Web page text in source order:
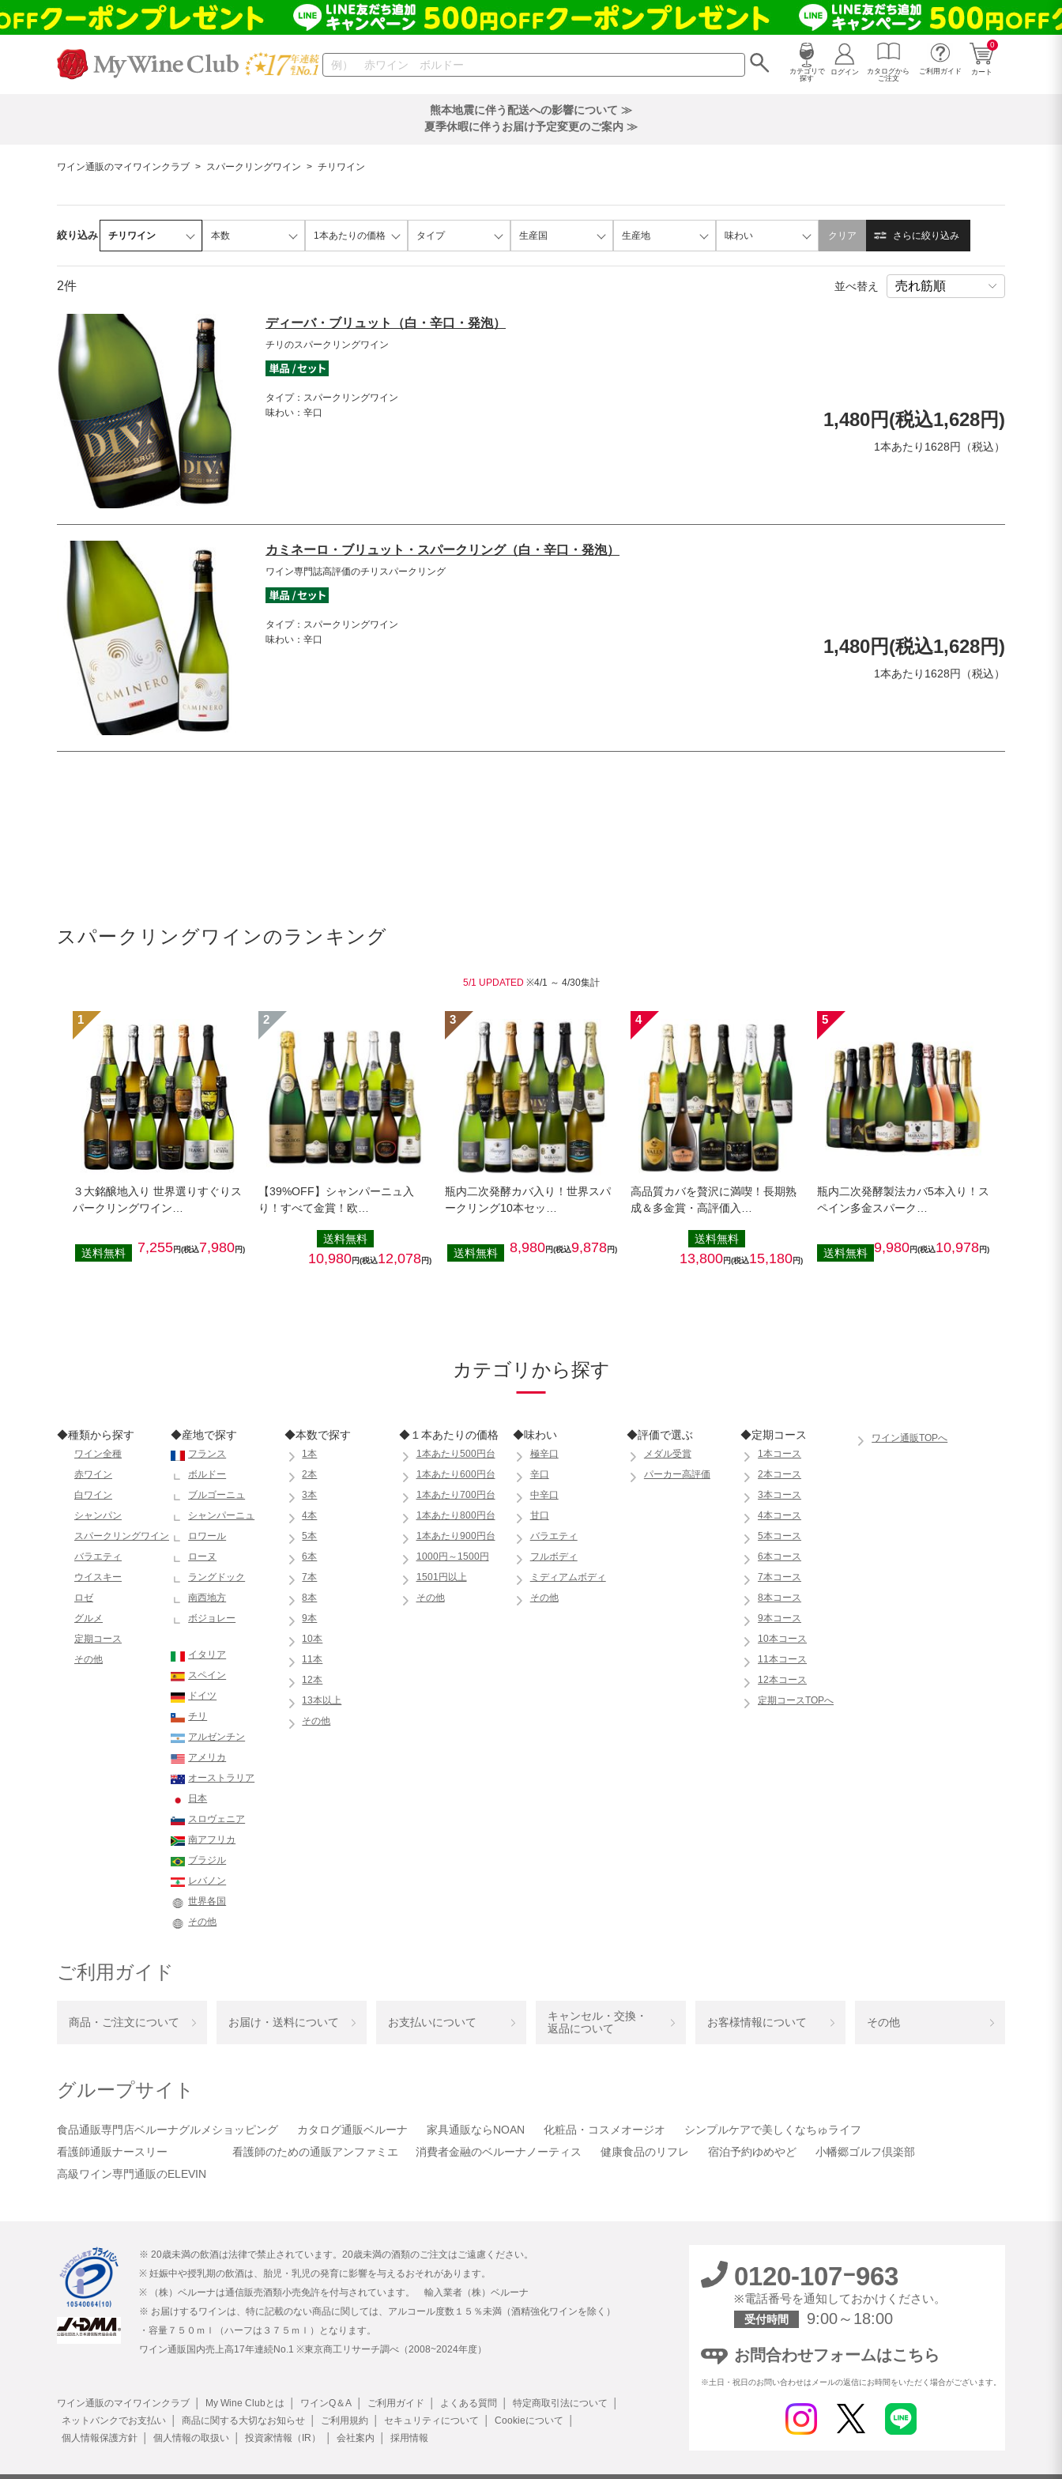
カテゴリで
探す
0
カート
ログイン
カタログから
ご注文
ご利用ガイド
熊本地震に伴う配送への影響について ≫
夏季休暇に伴うお届け予定変更のご案内 ≫
ワイン通販のマイワインクラブ > スパークリングワイン > チリワイン
絞り込み チリワイン 本数 1本あたりの価格 タイプ 生産国 生産地 味わい クリア さらに絞り込み
2件 並べ替え
ディーバ・ブリュット（白・辛口・発泡）
チリのスパークリングワイン
タイプ：スパークリングワイン
味わい：辛口
1,480円(税込1,628円)
1本あたり1628円（税込）
カミネーロ・ブリュット・スパークリング（白・辛口・発泡）
ワイン専門誌高評価のチリスパークリング
タイプ：スパークリングワイン
味わい：辛口
1,480円(税込1,628円)
1本あたり1628円（税込）
スパークリングワインのランキング
5/1 UPDATED ※4/1 ～ 4/30集計
３大銘醸地入り 世界選りすぐりス
パークリングワイン…
送料無料 7,255円(税込7,980円)
【39%OFF】シャンパーニュ入
り！すべて金賞！欧…
送料無料
10,980円(税込12,078円)
瓶内二次発酵カバ入り！世界スパ
ークリング10本セッ…
送料無料 8,980円(税込9,878円)
高品質カバを贅沢に満喫！長期熟
成＆多金賞・高評価入…
送料無料
13,800円(税込15,180円)
瓶内二次発酵製法カバ5本入り！ス
ペイン多金スパーク…
送料無料 9,980円(税込10,978円)
カテゴリから探す
◆種類から探す
ワイン全種
赤ワイン
白ワイン
シャンパン
スパークリングワイン
バラエティ
ウイスキー
ロゼ
グルメ
定期コース
その他
◆産地で探す
フランス
ボルドー
ブルゴーニュ
シャンパーニュ
ロワール
ローヌ
ラングドック
南西地方
ボジョレー
イタリア
スペイン
ドイツ
チリ
アルゼンチン
アメリカ
オーストラリア
日本
スロヴェニア
南アフリカ
ブラジル
レバノン
世界各国
その他
◆本数で探す
1本
2本
3本
4本
5本
6本
7本
8本
9本
10本
11本
12本
13本以上
その他
◆１本あたりの価格
1本あたり500円台
1本あたり600円台
1本あたり700円台
1本あたり800円台
1本あたり900円台
1000円～1500円
1501円以上
その他
◆味わい
極辛口
辛口
中辛口
甘口
バラエティ
フルボディ
ミディアムボディ
その他
◆評価で選ぶ
メダル受賞
パーカー高評価
◆定期コース
1本コース
2本コース
3本コース
4本コース
5本コース
6本コース
7本コース
8本コース
9本コース
10本コース
11本コース
12本コース
定期コースTOPへ
ワイン通販TOPへ
ご利用ガイド
商品・ご注文について お届け・送料について お支払いについて
キャンセル・交換・
返品について
お客様情報について その他
グループサイト
食品通販専門店ベルーナグルメショッピング カタログ通販ベルーナ 家具通販ならNOAN 化粧品・コスメオージオ
シンプルケアで美しくなちゅライフ
看護師通販ナースリー
看護師のための通販アンファミエ 消費者金融のベルーナノーティス 健康食品のリフレ 宿泊予約ゆめやど
小幡郷ゴルフ倶楽部
高級ワイン専門通販のELEVIN
※ 20歳未満の飲酒は法律で禁止されています。20歳未満の酒類のご注文はご遠慮ください。
※ 妊娠中や授乳期の飲酒は、胎児・乳児の発育に影響を与えるおそれがあります。
※ （株）ベルーナは通信販売酒類小売免許を付与されています。 輸入業者（株）ベルーナ
※ お届けするワインは、特に記載のない商品に関しては、アルコール度数１５％未満（酒精強化ワインを除く）
・容量７５０ｍｌ（ハーフは３７５ｍｌ）となります。
ワイン通販国内売上高17年連続No.1 ※東京商工リサーチ調べ（2008~2024年度）
ワイン通販のマイワインクラブ │ My Wine Clubとは │ ワインQ＆A │ ご利用ガイド │ よくある質問 │
特定商取引法について │
ネットバンクでお支払い │
商品に関する大切なお知らせ │ ご利用規約 │ セキュリティについて │
Cookieについて │
個人情報保護方針 │
個人情報の取扱い │ 投資家情報（IR） │ 会社案内 │ 採用情報
0120-107ｰ963
※電話番号を通知しておかけください。
受付時間 9:00～18:00
お問合わせフォームはこちら
※土日・祝日のお問い合わせはメールの返信にお時間をいただく場合がございます。